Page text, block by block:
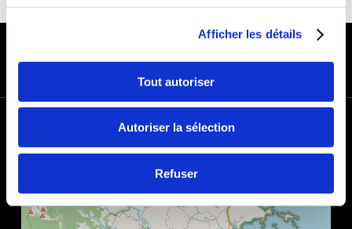
Afficher les détails
Tout autoriser
Autoriser la sélection
Refuser
MODES DE PAIEMENT
−